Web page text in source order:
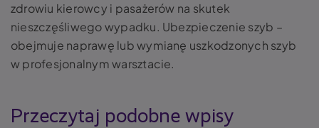
zdrowiu kierowcy i pasażerów na skutek
nieszczęśliwego wypadku. Ubezpieczenie szyb –
obejmuje naprawę lub wymianę uszkodzonych szyb
w profesjonalnym warsztacie.
Przeczytaj podobne wpisy